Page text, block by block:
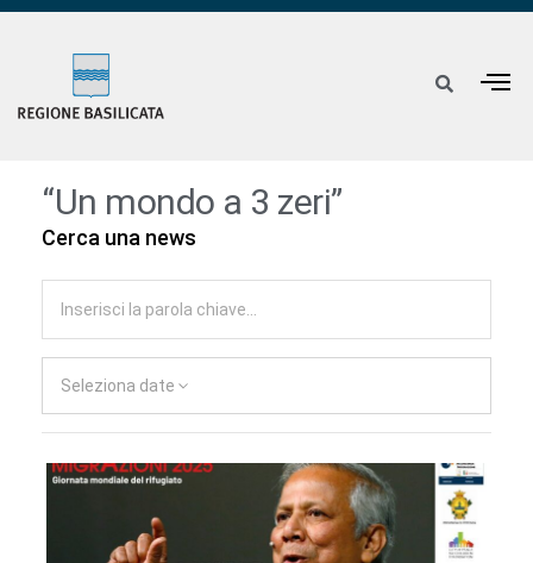
“Un mondo a 3 zeri”
Cerca una news
Seleziona date